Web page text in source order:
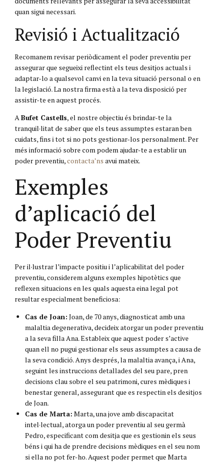
quan sigui necessari.
Revisió i Actualització
Recomanem revisar periòdicament el poder preventiu per
assegurar que segueixi reflectint els teus desitjos actuals i
adaptar-lo a qualsevol canvi en la teva situació personal o en
la legislació. La nostra firma està a la teva disposició per
assistir-te en aquest procés.
A Bufet Castells, el nostre objectiu és brindar-te la
tranquil·litat de saber que els teus assumptes estaran ben
cuidats, fins i tot si no pots gestionar-los personalment. Per
més informació sobre com podem ajudar-te a establir un
poder preventiu,contacta’ns avui mateix.
Exemples
d’aplicació del
Poder Preventiu
Per il·lustrar l’impacte positiu i l’aplicabilitat del poder
preventiu, considerem alguns exemples hipotètics que
reflexen situacions en les quals aquesta eina legal pot
resultar especialment beneficiosa:
Cas de Joan: Joan, de 70 anys, diagnosticat amb una
malaltia degenerativa, decideix atorgar un poder preventiu
a la seva filla Ana. Estableix que aquest poder s’active
quan ell no pugui gestionar els seus assumptes a causa de
la seva condició. Anys després, la malaltia avança, i Ana,
seguint les instruccions detallades del seu pare, pren
decisions clau sobre el seu patrimoni, cures mèdiques i
benestar general, assegurant que es respectin els desitjos
de Joan.
Cas de Marta: Marta, una jove amb discapacitat
intel·lectual, atorga un poder preventiu al seu germà
Pedro, especificant com desitja que es gestionin els seus
béns i qui ha de prendre decisions mèdiques en el seu nom
si ella no pot fer-ho. Aquest poder permet que Marta